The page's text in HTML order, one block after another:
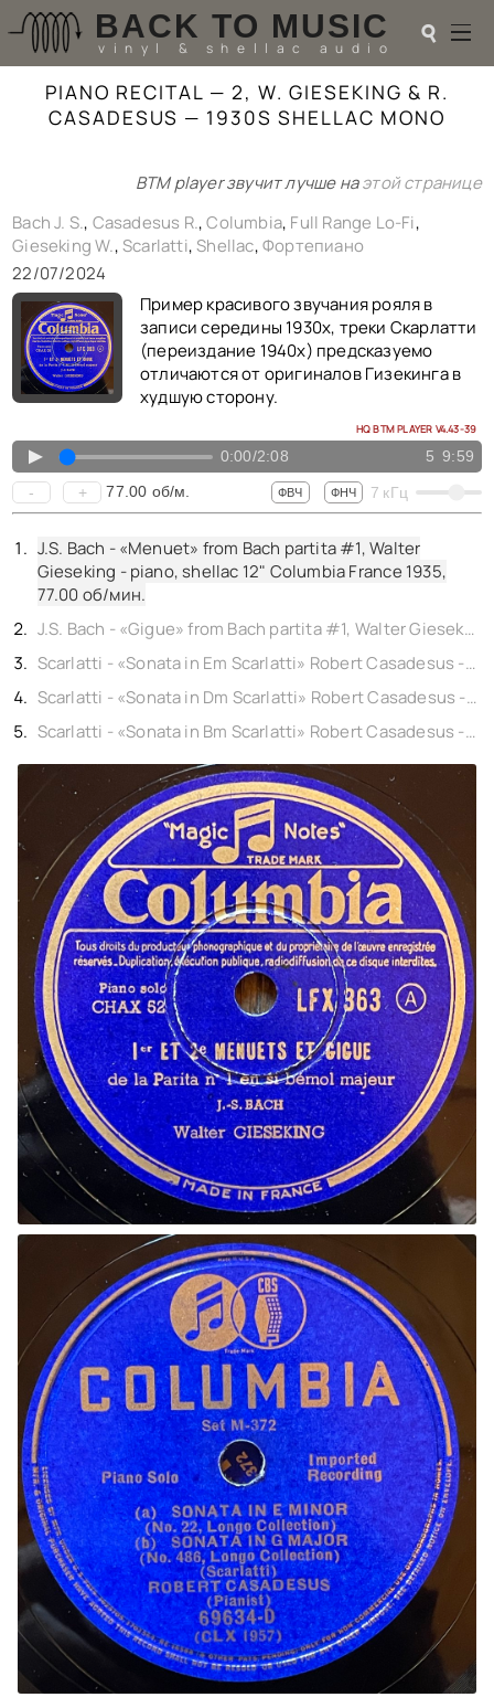
BACK TO MUSIC
vinyl & shellac audio ☌
РАДИОТЕХНИКА
UPGRADES
PIEZO
АКУСТИКА
ТЕОРИЯ
МУЗЫКА
HI-FI PLAYERS
TESTS
ПЕРСОНАЛИИ
ССЫЛКИ
О САЙТЕ
КОНТАКТЫ
PIANO RECITAL — 2, W. GIESEKING & R.
CASADESUS — 1930S SHELLAC MONO
BTM player звучит лучше наэтой странице
Bach J. S., Casadesus R.,Columbia, Full Range Lo-Fi,
Gieseking W.,Scarlatti,Shellac,Фортепиано
22/07/2024
Пример красивого звучания рояля в
записи середины 1930х, треки Скарлатти
(переиздание 1940х) предсказуемо
отличаются от оригиналов Гизекинга в
худшую сторону.
HQ BTM PLAYER V4.43-39
▲ 0:00/2:08 5 9:59
- + 77.00 об/м. ФВЧ ФНЧ 7 кГц
J.S. Bach - «Menuet» from Bach partita #1, Walter
Gieseking - piano, shellac 12" Columbia France 1935,
77.00 об/мин.
J.S. Bach - «Gigue» from Bach partita #1, Walter Gieseking - piano, shellac 12" Columbia France 1935,
Scarlatti - «Sonata in Em Scarlatti» Robert Casadesus - piano, shellac 12" Columbia 1937,
Scarlatti - «Sonata in Dm Scarlatti» Robert Casadesus - piano, shellac 12" Columbia 1937,
Scarlatti - «Sonata in Bm Scarlatti» Robert Casadesus - piano, shellac 12" Columbia 1937,